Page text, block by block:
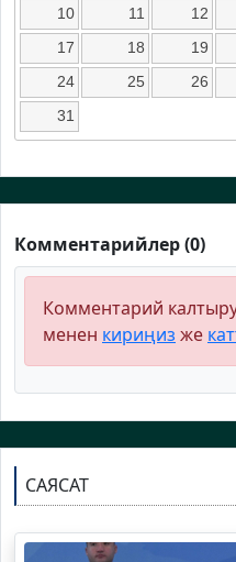
10
11 12
17
18 19
24
25 26
31
Комментарийлер (0)
Комментарий
менен кириңиз же
САЯСАТ